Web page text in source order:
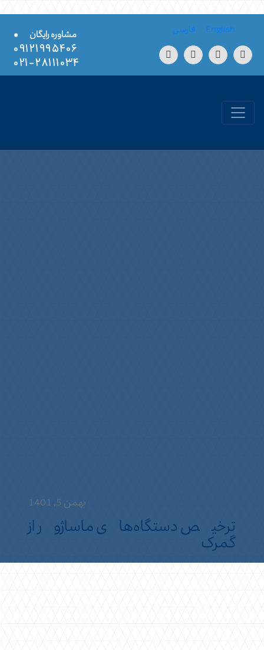
English فارسی مشاوره رایگان
•
۰۹۱۲۱۹۹۵۴۰۶
۲۸۱۱۱۰۳۴-۰۲۱
بهمن 5, 1401
ترخیص دستگاه‌های ماساژور از
گمرک